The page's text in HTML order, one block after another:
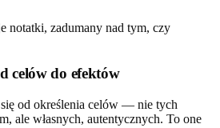
celów do efektów
się od określenia celów — nie tych
ale własnych, autentycznych. To one